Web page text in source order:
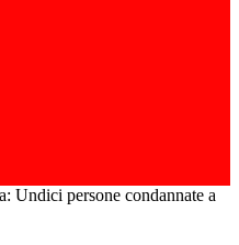
Undici persone condannate a